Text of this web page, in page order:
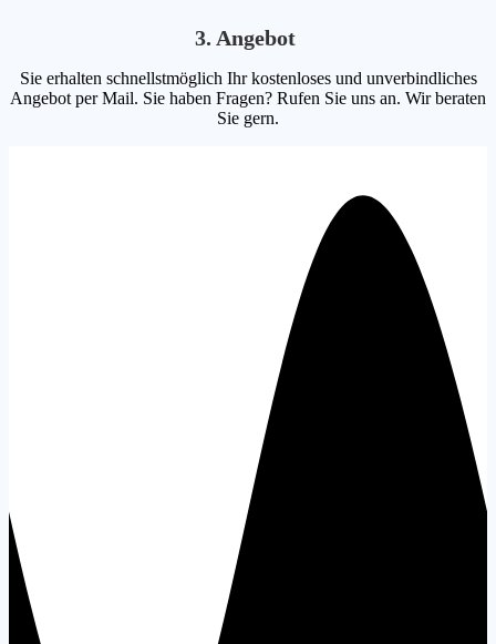
3. Angebot
Sie erhalten schnellstmöglich Ihr kostenloses und unverbindliches
Angebot per Mail. Sie haben Fragen? Rufen Sie uns an. Wir beraten
Sie gern.